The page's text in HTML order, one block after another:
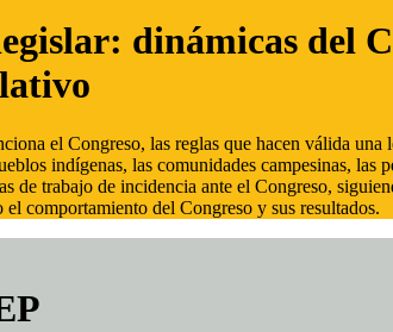
dinámicas del
el Congreso, las reglas que hacen válida
indígenas, las comunidades campesinas,
de trabajo de incidencia ante el Congreso,
comportamiento del Congreso y sus resultados.